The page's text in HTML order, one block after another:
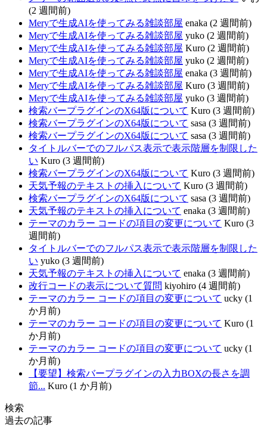
(2 週間前)
Meryで生成AIを使ってみる雑談部屋 enaka (2 週間前)
Meryで生成AIを使ってみる雑談部屋 yuko (2 週間前)
Meryで生成AIを使ってみる雑談部屋 Kuro (2 週間前)
Meryで生成AIを使ってみる雑談部屋 yuko (2 週間前)
Meryで生成AIを使ってみる雑談部屋 enaka (3 週間前)
Meryで生成AIを使ってみる雑談部屋 Kuro (3 週間前)
Meryで生成AIを使ってみる雑談部屋 yuko (3 週間前)
検索バープラグインのX64版について Kuro (3 週間前)
検索バープラグインのX64版について sasa (3 週間前)
検索バープラグインのX64版について sasa (3 週間前)
タイトルバーでのフルパス表示で表示階層を制限した
い Kuro (3 週間前)
検索バープラグインのX64版について Kuro (3 週間前)
天気予報のテキストの挿入について Kuro (3 週間前)
検索バープラグインのX64版について sasa (3 週間前)
天気予報のテキストの挿入について enaka (3 週間前)
テーマのカラー コードの項目の変更について Kuro (3
週間前)
タイトルバーでのフルパス表示で表示階層を制限した
い yuko (3 週間前)
天気予報のテキストの挿入について enaka (3 週間前)
改行コードの表示について質問 kiyohiro (4 週間前)
テーマのカラー コードの項目の変更について ucky (1
か月前)
テーマのカラー コードの項目の変更について Kuro (1
か月前)
テーマのカラー コードの項目の変更について ucky (1
か月前)
【要望】検索バープラグインの入力BOXの長さを調
節... Kuro (1 か月前)
検索
過去の記事